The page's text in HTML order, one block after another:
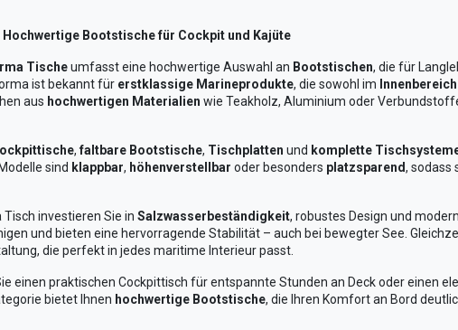
Hochwertige Bootstische für Cockpit und Kajüte
Tischeumfasst eine hochwertige Auswahl an Bootstischen, die für
ist bekannt für erstklassige Marineprodukte, die sowohl im Innenbereich
aus hochwertigen Materialien wie Teakholz, Aluminium oder
,faltbare Bootstische, Tischplatten und komplette
sind klappbar, höhenverstellbar oder besonders platzsparend, sodass
Tisch investieren Sie in Salzwasserbeständigkeit, robustes Design und
und bieten eine hervorragende Stabilität – auch bei bewegter See.
die perfekt in jedes maritime Interieur passt.
einen praktischen Cockpittisch für entspannte Stunden an Deck oder einen
bietet Ihnen hochwertige Bootstische, die Ihren Komfort an Bord